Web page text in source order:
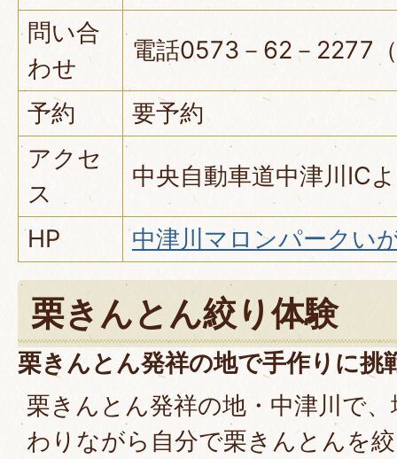
問い合
わせ
電話0573－62－2277
予約
要予約
アクセ
ス
中央自動車道中津川IC
HP 中津川マロンパークい
栗きんとん絞り体験
栗きんとん発祥の地で手作りに挑
栗きんとん発祥の地・中津川で
わりながら自分で栗きんとんを